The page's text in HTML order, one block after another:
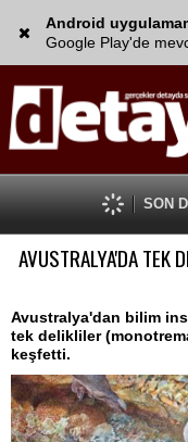
Android
Google Play'de
SON
AVUSTRALYA'DA TEK
Avustralya'dan bilim
tek delikliler
keşfetti.